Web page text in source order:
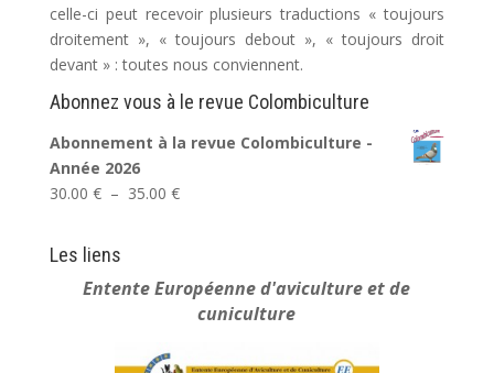
celle-ci peut recevoir plusieurs traductions « toujours
droitement », « toujours debout », « toujours droit
devant » : toutes nous conviennent.
Abonnez vous à le revue Colombiculture
Abonnement à la revue Colombiculture -
Année 2026
30.00 € – 35.00 €Plage
à
35.00 €
Les liens
Entente Européenned'aviculture et de
cuniculture